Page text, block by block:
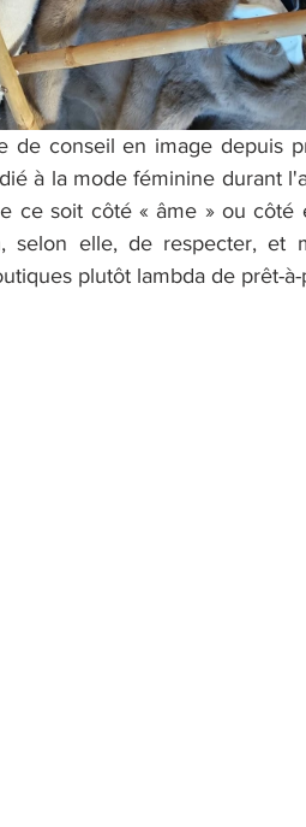
de conseil en image depuis
à la mode féminine durant
ce soit côté « âme » ou
selon elle, de respecter, et
plutôt lambda de prêt-